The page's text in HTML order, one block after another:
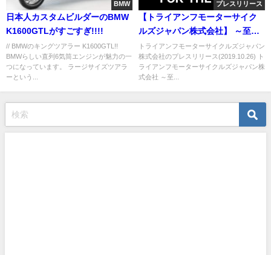
BMW
日本人カスタムビルダーのBMW
K1600GTLがすごすぎ!!!!
// BMWのキングツアラー K1600GTL!!
BMWらしい直列6気筒エンジンが魅力の一
つになっています。 ラージサイズツアラ
ーという...
プレスリリース
【トライアンフモーターサイク
ルズジャパン株式会社】 ～至極
の高性能を誇るロードスター
～ 新型STREET TRIPLE RS
DEBUT FAIR
トライアンフモーターサイクルズジャパン
株式会社のプレスリリース(2019.10.26) ト
ライアンフモーターサイクルズジャパン株
式会社 ～至...